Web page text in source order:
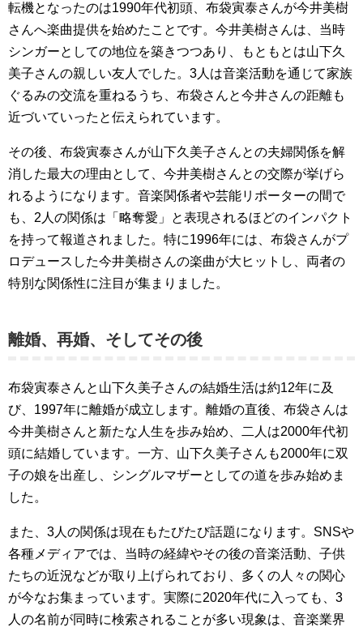
転機となったのは1990年代初頭、布袋寅泰さんが今井美樹
さんへ楽曲提供を始めたことです。今井美樹さんは、当時
シンガーとしての地位を築きつつあり、もともとは山下久
美子さんの親しい友人でした。3人は音楽活動を通じて家族
ぐるみの交流を重ねるうち、布袋さんと今井さんの距離も
近づいていったと伝えられています。
その後、布袋寅泰さんが山下久美子さんとの夫婦関係を解
消した最大の理由として、今井美樹さんとの交際が挙げら
れるようになります。音楽関係者や芸能リポーターの間で
も、2人の関係は「略奪愛」と表現されるほどのインパクト
を持って報道されました。特に1996年には、布袋さんがプ
ロデュースした今井美樹さんの楽曲が大ヒットし、両者の
特別な関係性に注目が集まりました。
離婚、再婚、そしてその後
布袋寅泰さんと山下久美子さんの結婚生活は約12年に及
び、1997年に離婚が成立します。離婚の直後、布袋さんは
今井美樹さんと新たな人生を歩み始め、二人は2000年代初
頭に結婚しています。一方、山下久美子さんも2000年に双
子の娘を出産し、シングルマザーとしての道を歩み始めま
した。
また、3人の関係は現在もたびたび話題になります。SNSや
各種メディアでは、当時の経緯やその後の音楽活動、子供
たちの近況などが取り上げられており、多くの人々の関心
が今なお集まっています。実際に2020年代に入っても、3
人の名前が同時に検索されることが多い現象は、音楽業界